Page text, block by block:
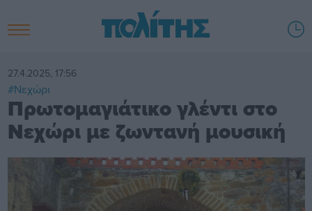
27.4.2025, 17:56
#Νεχώρι
Πρωτομαγιάτικο γλέντι στο
Νεχώρι με ζωντανή μουσική